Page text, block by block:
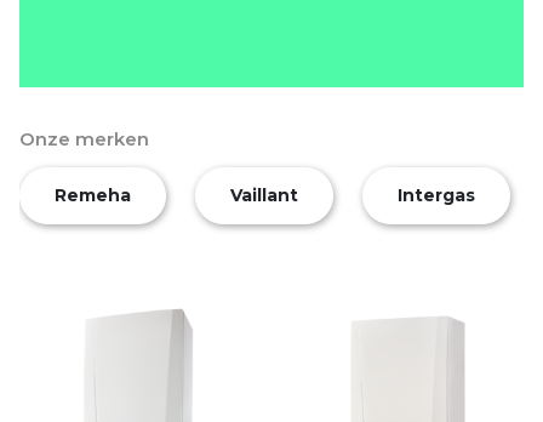
Onze merken
Remeha Vaillant Intergas